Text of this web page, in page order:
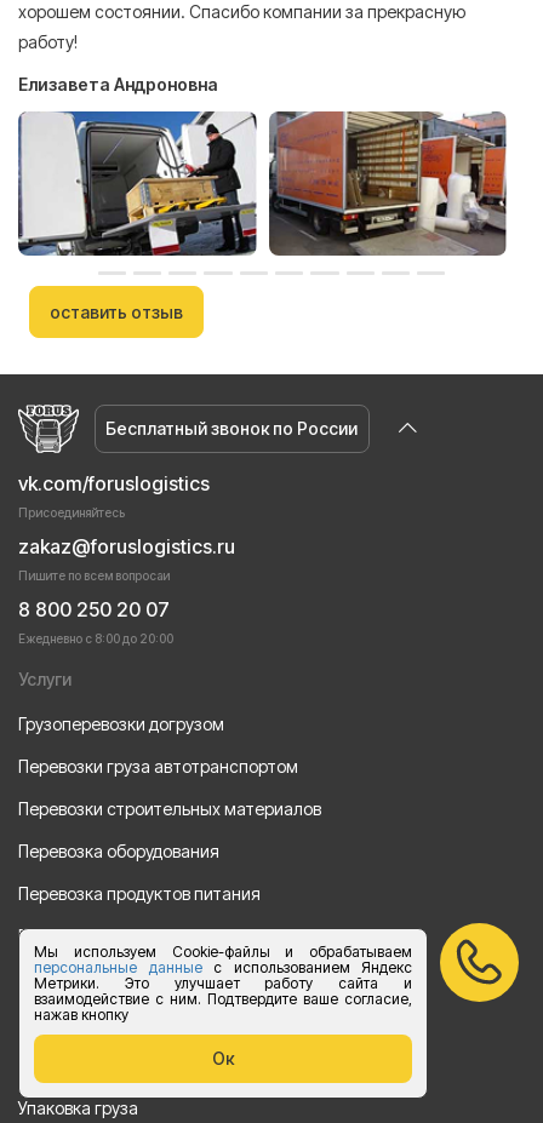
Мы используем Cookie-файлы и обрабатываем
персональные данныес использованием Яндекс
Метрики. Это улучшает работу сайта и
взаимодействие с ним. Подтвердите ваше согласие,
нажав кнопку
Ок
хорошем состоянии. Спасибо компании за прекрасную
работу!
Елизавета Андроновна
оставить отзыв
Бесплатный звонок по России
vk.com/foruslogistics
Присоединяйтесь
zakaz@foruslogistics.ru
Пишите по всем вопросаи
8 800 250 20 07
Ежедневно с 8:00 до 20:00
Услуги
Грузоперевозки догрузом
Перевозки груза автотранспортом
Перевозки строительных материалов
Перевозка оборудования
Перевозка продуктов питания
Переезд
Рефрежераторные перевозки
Перевозки автотехники
Перевозка алкогольной продукции
Упаковка груза